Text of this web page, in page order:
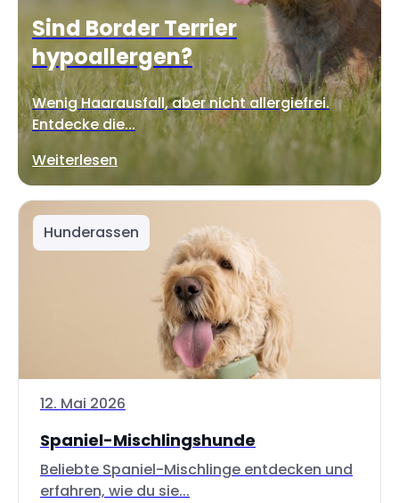
Sind Border Terrier
hypoallergen?
Wenig Haarausfall, aber nicht allergiefrei.
Entdecke die...
Weiterlesen
Hunderassen
12. Mai 2026
Spaniel-Mischlingshunde
Beliebte Spaniel-Mischlinge entdecken und
erfahren, wie du sie...